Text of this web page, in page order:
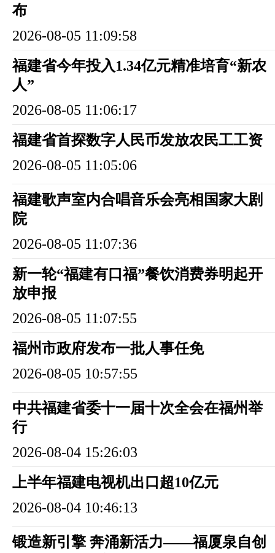
布
2026-08-05 11:09:58
福建省今年投入1.34亿元精准培育“新农
人”
2026-08-05 11:06:17
福建省首探数字人民币发放农民工工资
2026-08-05 11:05:06
福建歌声室内合唱音乐会亮相国家大剧
院
2026-08-05 11:07:36
新一轮“福建有口福”餐饮消费券明起开
放申报
2026-08-05 11:07:55
福州市政府发布一批人事任免
2026-08-05 10:57:55
中共福建省委十一届十次全会在福州举
行
2026-08-04 15:26:03
上半年福建电视机出口超10亿元
2026-08-04 10:46:13
锻造新引擎 奔涌新活力——福厦泉自创